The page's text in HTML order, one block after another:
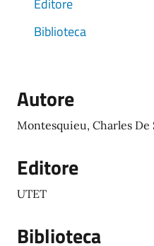
Editore
Biblioteca
Autore
Montesquieu, Charles De
Editore
UTET
Biblioteca